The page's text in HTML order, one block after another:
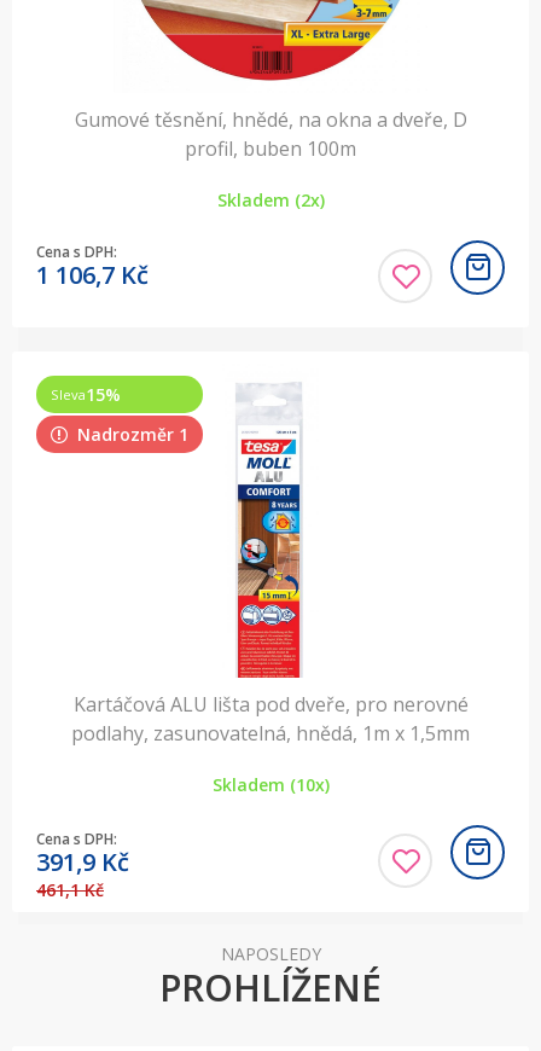
Gumové těsnění, hnědé, na okna a dveře, D
profil, buben 100m
Skladem (2x)
Cena s DPH:
1 106,7 Kč
Sleva15%
Nadrozměr 1
Kartáčová ALU lišta pod dveře, pro nerovné
podlahy, zasunovatelná, hnědá, 1m x 1,5mm
Skladem (10x)
Cena s DPH:
391,9 Kč
461,1 Kč
NAPOSLEDY
PROHLÍŽENÉ